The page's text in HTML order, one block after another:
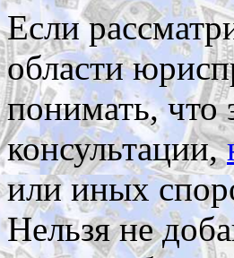
Если
области
понимать, что
консультации,
или иных
Нельзя не